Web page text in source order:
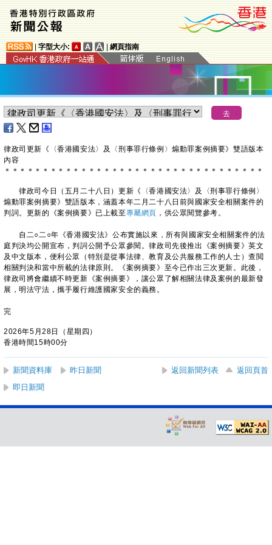
字型大小: 網頁指南
​律政司更新《〈香港國安法〉及〈刑事罪行條例〉煽動罪案例摘要》雙語版本
內容
＊ ＊ ＊ ＊ ＊ ＊ ＊ ＊ ＊ ＊ ＊ ＊ ＊ ＊ ＊ ＊ ＊ ＊ ＊ ＊ ＊ ＊ ＊ ＊ ＊ ＊ ＊ ＊ ＊ ＊ ＊ ＊ ＊ ＊
律政司今日（五月二十八日）更新《〈香港國安法〉及〈刑事罪行條例〉
煽動罪案例摘要》雙語版本，涵蓋本年二月二十八日前與國家安全相關案件的
判詞。更新的《案例摘要》已上載至專屬網頁 ，供公眾閱覽參考。
自二○二○年《香港國安法》公布實施以來，所有與國家安全相關案件的法
庭判決均公開宣布，判詞公開予公眾參閱。律政司先後推出《案例摘要》英文
及中文版本，便利公眾（特別是從事法律、教育及公共服務工作的人士）查閲
相關判決和當中所載的法律原則。《案例摘要》至今已作出三次更新。此後，
律政司將會繼續不時更新《案例摘要》，讓公眾了解相關法律及案例的最新發
展，明法守法，攜手履行維護國家安全的義務。
完
2026年5月28日（星期四）
香港時間15時00分
新聞資料庫 昨日新聞 返回新聞列表
返回頁首
即日新聞